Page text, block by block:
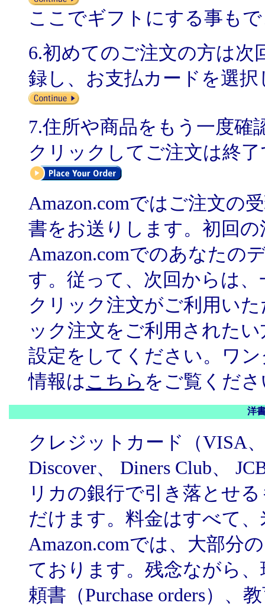
ここでギフトにする事も
6.初めてのご注文の方は
録し、お支払カードを選
7.住所や商品をもう一度確
クリックしてご注文は終
Amazon.comではご注文の
書をお送りします。初回
Amazon.comでのあなたの
す。従って、次回からは
クリック注文がご利用い
ック注文をご利用された
設定をしてください。ワ
情報は こちら をご覧くだ
洋
クレジットカード（VISA、
Discover、 Diners Club、
リカの銀行で引き落とせ
だけます。料金はすべて
Amazon.comでは、大部分
ております。残念ながら
頼書（Purchase orders）